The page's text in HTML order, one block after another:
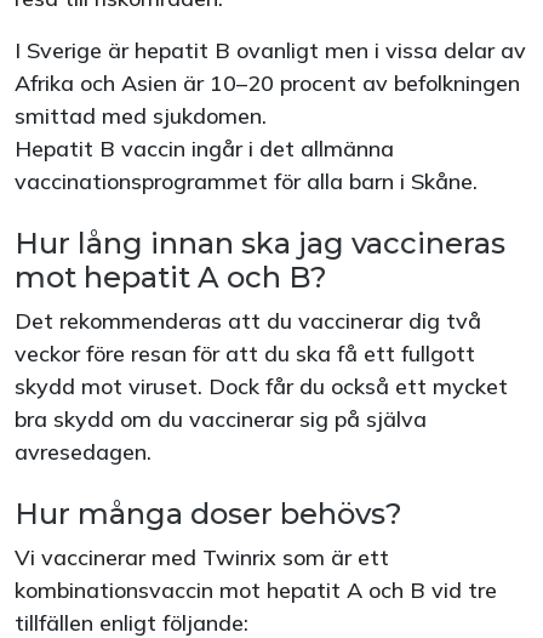
I Sverige är hepatit B ovanligt men i vissa delar av
Afrika och Asien är 10–20 procent av befolkningen
smittad med sjukdomen.
Hepatit B vaccin ingår i det allmänna
vaccinationsprogrammet för alla barn i Skåne.
Hur lång innan ska jag vaccineras
mot hepatit A och B?
Det rekommenderas att du vaccinerar dig två
veckor före resan för att du ska få ett fullgott
skydd mot viruset. Dock får du också ett mycket
bra skydd om du vaccinerar sig på själva
avresedagen.
Hur många doser behövs?
Vi vaccinerar med Twinrix som är ett
kombinationsvaccin mot hepatit A och B vid tre
tillfällen enligt följande: